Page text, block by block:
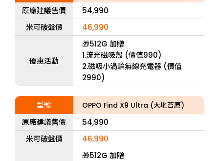
原廠建議售價
54,990
米可破盤價
46,990
優惠活動
🎁512G 加贈
1.流光磁吸殼 (價值990)
2.磁吸小渦輪無線充電器 (價值
2990)
型號 OPPO Find X9 Ultra (大地苔原)
原廠建議售價
54,990
米可破盤價
46,990
🎁512G 加贈